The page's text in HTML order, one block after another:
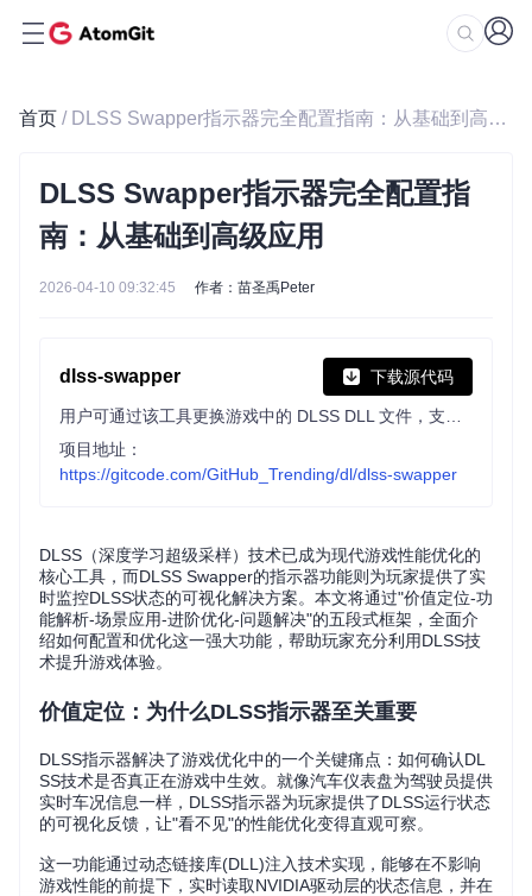
首页 / DLSS Swapper指示器完全配置指南：从基础到高级应用
DLSS Swapper指示器完全配置指
南：从基础到高级应用
2026-04-10 09:32:45 作者：苗圣禹Peter
dlss-swapper 下载源代码
项目地址：
https://gitcode.com/GitHub_Trending/dl/dlss-swapper
DLSS（深度学习超级采样）技术已成为现代游戏性能优化的
核心工具，而DLSS Swapper的指示器功能则为玩家提供了实
时监控DLSS状态的可视化解决方案。本文将通过"价值定位-功
能解析-场景应用-进阶优化-问题解决"的五段式框架，全面介
绍如何配置和优化这一强大功能，帮助玩家充分利用DLSS技
术提升游戏体验。
价值定位：为什么DLSS指示器至关重要
DLSS指示器解决了游戏优化中的一个关键痛点：如何确认DL
SS技术是否真正在游戏中生效。就像汽车仪表盘为驾驶员提供
实时车况信息一样，DLSS指示器为玩家提供了DLSS运行状态
的可视化反馈，让"看不见"的性能优化变得直观可察。
这一功能通过动态链接库(DLL)注入技术实现，能够在不影响
游戏性能的前提下，实时读取NVIDIA驱动层的状态信息，并在